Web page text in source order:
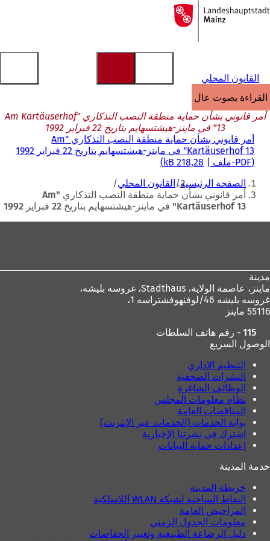
الانتقال إلى المحتوى
إلى
الصفحة
القانون المحلي
القراءة بصوت عالٍ
أمر قانوني بشأن حماية منطقة النصب التذكاري "Am Kartäuserhof
13" في ماينز-هيشتسهايم بتاريخ 22 فبراير 1992
أمر قانوني بشأن حماية منطقة النصب التذكاري "Am
Kartäuserhof 13" في ماينز-هيشتسهايم بتاريخ 22 فبراير 1992
PDF-ملف 218,28 kB
أنت
هنا
الصفحة الرئيسية القانون المحلي
أمر قانوني بشأن حماية منطقة النصب التذكاري "Am
Kartäuserhof 13" في ماينز-هيشتسهايم بتاريخ 22 فبراير 1992
مدينة
ماينز، عاصمة الولاية،
غروسه بليشه 46/لوفنهوفشتراسه 1،
55116 ماينز
115 - رقم هاتف السلطات
الوصول السريع
التنظيم الإداري
النشرات الصحفية
الوظائف الشاغرة
نظام معلومات المجلس
المناقصات العامة
بوابة الخدمات (الخدمات عبر الإنترنت)
اشترك في نشرتنا الإخبارية
إعدادات حماية البيانات
خدمة المدينة
خريطة المدينة
النقاط الساخنة لشبكة WLAN اللاسلكية
المراحيض العامة
معلومات الجدول الزمني
دليل الرضاعة الطبيعية وتغيير الحفاضات